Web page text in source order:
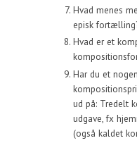
Hvad menes
episk
Hvad er et
Har du et
ud på: Tredelt
udgave, fx
(også kaldet